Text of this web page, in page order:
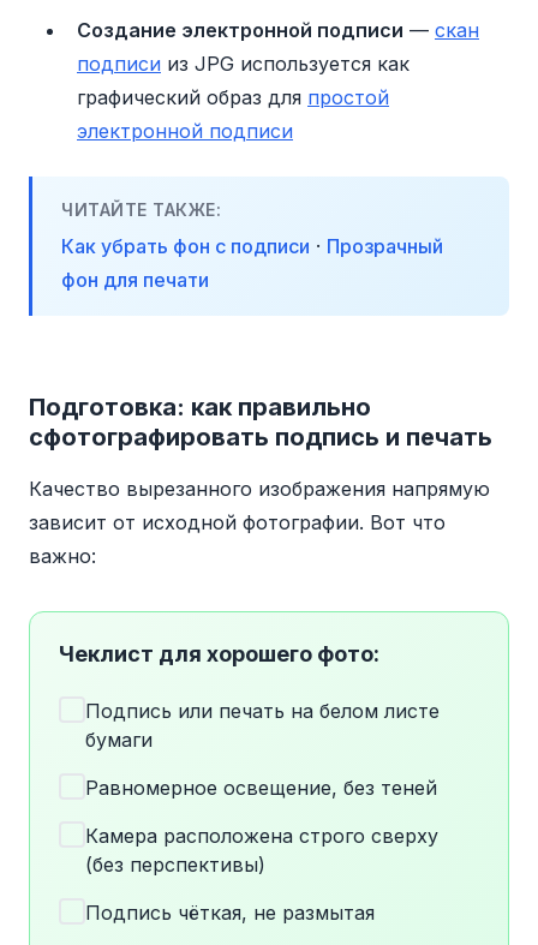
Создание электронной подписи — скан
подписи из JPG используется как
графический образ для простой
электронной подписи
ЧИТАЙТЕ ТАКЖЕ:
Как убрать фон с подписи · Прозрачный
фон для печати
Подготовка: как правильно
сфотографировать подпись и печать
Качество вырезанного изображения напрямую
зависит от исходной фотографии. Вот что
важно:
Чеклист для хорошего фото:
Подпись или печать на белом листе
бумаги
Равномерное освещение, без теней
Камера расположена строго сверху
(без перспективы)
Подпись чёткая, не размытая